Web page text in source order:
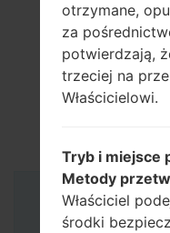
otrzymane,
za
potwierdzają,
trzeciej na
Właścicielowi.
Tryb i miejsce
Metody
Właściciel
środki